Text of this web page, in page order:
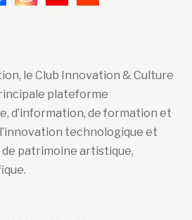
le Club Innovation & Culture
plateforme
d’information, de formation et
technologique et
de patrimoine artistique,